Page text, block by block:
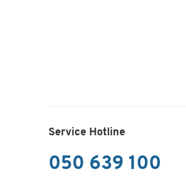
Service Hotline
050 639 100